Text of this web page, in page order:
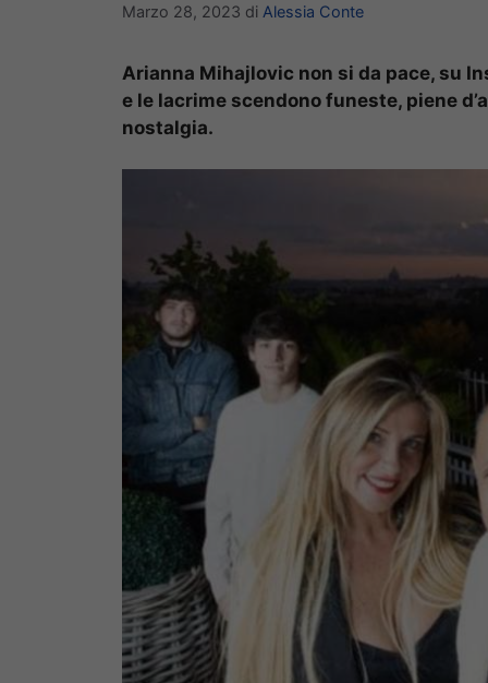
Marzo 28, 2023 di Alessia Conte
Arianna Mihajlovic non si da pace, su
e le lacrime scendono funeste, piene
nostalgia.